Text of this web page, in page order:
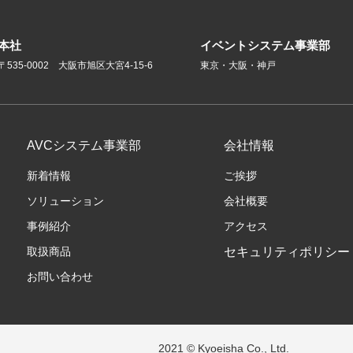
社
535-0002 大阪市旭区大宮4-15-6
イベントシステム事業部
東京・大阪・神戸
AVCシステム事業部
新着情報
ソリューション
事例紹介
取扱商品
お問い合わせ
会社情報
ご挨拶
会社概要
アクセス
セキュリティポリシー
2021 © Kyoeisha Co., Ltd.